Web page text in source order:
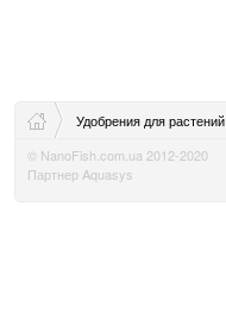
Удобрения для растений
© NanoFish.com.ua 2012-2020
Партнер Aquasys